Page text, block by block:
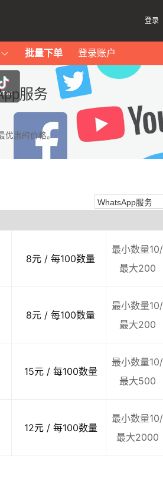
登录
批量下单 登录账户
服务
惠的价格。
8元 / 每100数量
最小数量10/
最大200
8元 / 每100数量
最小数量10/
最大200
15元 / 每100数量
最小数量10/
最大500
12元 / 每100数量
最小数量10/
最大2000